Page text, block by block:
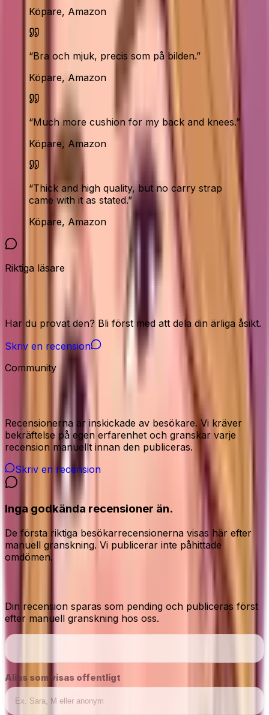
Köpare, Amazon
“Bra och mjuk, precis som på bilden.”
Köpare, Amazon
“Much more cushion for my back and knees.”
Köpare, Amazon
“Thick and high quality, but no carry strap
came with it as stated.”
Köpare, Amazon
Riktiga läsare
Vår community
Har du provat den? Bli först med att dela din ärliga åsikt.
Skriv en recension
Community
Recensioner från våra besökare
Recensionerna är inskickade av besökare. Vi kräver
bekräftelse på egen erfarenhet och granskar varje
recension manuellt innan den publiceras.
Skriv en recension
Inga godkända recensioner än.
De första riktiga besökarrecensionerna visas här efter
manuell granskning. Vi publicerar inte påhittade
omdömen.
Din recension sparas som pending och publiceras först
efter manuell granskning hos oss.
Alias som visas offentligt